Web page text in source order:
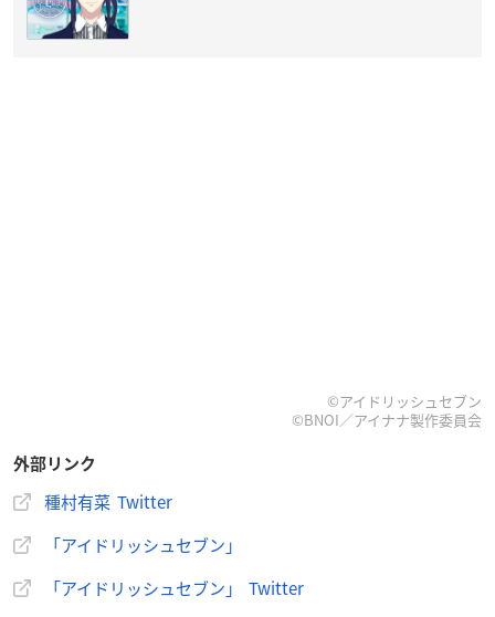
©アイドリッシュセブン
©BNOI／アイナナ製作委員会
外部リンク
種村有菜 Twitter
「アイドリッシュセブン」
「アイドリッシュセブン」 Twitter